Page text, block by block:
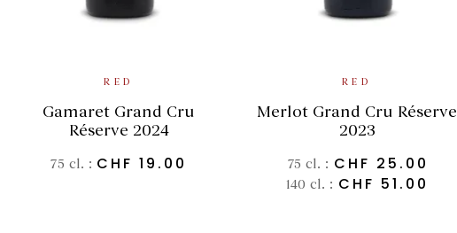
ADD TO BASKET
RED
Gamaret Grand Cru
Réserve 2024
75 cl. : CHF 19.00
SELECT OPTIONS
RED
Merlot Grand Cru Réserve
2023
75 cl. : CHF 25.00
140 cl. : CHF 51.00